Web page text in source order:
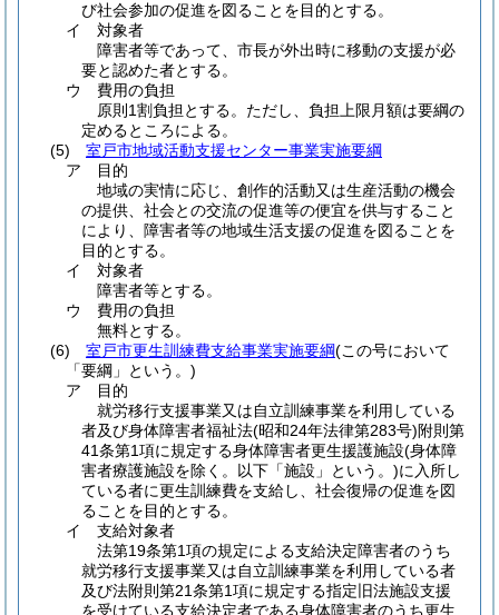
び社会参加の促進を図ることを目的とする。
イ
対象者
障害者等であって、市長が外出時に移動の支援が必
要と認めた者とする。
ウ
費用の負担
原則1割負担とする。ただし、負担上限月額は要綱の
定めるところによる。
(5)
室戸市地域活動支援センター事業実施要綱
ア
目的
地域の実情に応じ、創作的活動又は生産活動の機会
の提供、社会との交流の促進等の便宜を供与すること
により、障害者等の地域生活支援の促進を図ることを
目的とする。
イ
対象者
障害者等とする。
ウ
費用の負担
無料とする。
(6)
室戸市更生訓練費支給事業実施要綱(この号において
「要綱」という。)
ア
目的
就労移行支援事業又は自立訓練事業を利用している
者及び身体障害者福祉法(昭和24年法律第283号)附則第
41条第1項に規定する身体障害者更生援護施設(身体障
害者療護施設を除く。以下「施設」という。)に入所し
ている者に更生訓練費を支給し、社会復帰の促進を図
ることを目的とする。
イ
支給対象者
法第19条第1項の規定による支給決定障害者のうち
就労移行支援事業又は自立訓練事業を利用している者
及び法附則第21条第1項に規定する指定旧法施設支援
を受けている支給決定者である身体障害者のうち更生